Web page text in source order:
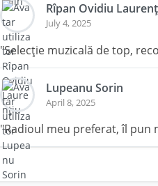
Rîpan Ovidiu
July 4, 2025
"Selecție muzicală de top,
Lupeanu Sorin
April 8, 2025
"Radioul meu preferat, îl pun